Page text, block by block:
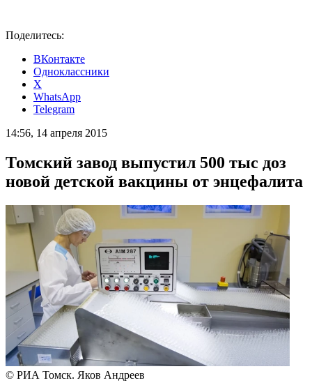
Поделитесь:
ВКонтакте
Одноклассники
X
WhatsApp
Telegram
14:56, 14 апреля 2015
Томский завод выпустил 500 тыс доз
новой детской вакцины от энцефалита
© РИА Томск. Яков Андреев